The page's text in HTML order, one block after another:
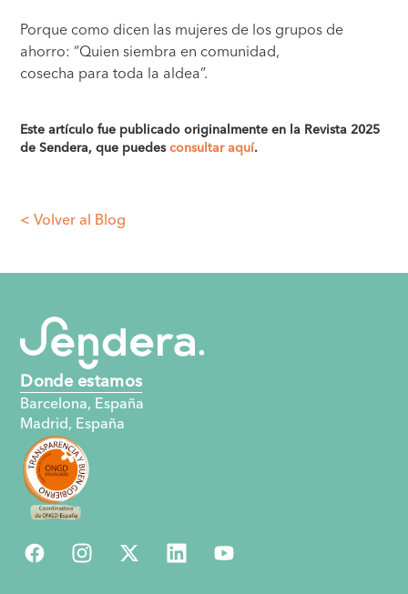
Porque como dicen las mujeres de los grupos de
ahorro: “Quien siembra en comunidad,
cosecha para toda la aldea”.
Este artículo fue publicado originalmente en la Revista 2025
de Sendera, que puedesconsultar aquí.
< Volver al Blog
Donde estamos
Barcelona, España
Madrid, España